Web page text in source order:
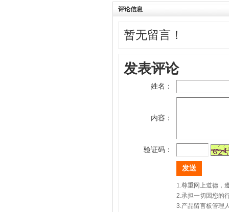
评论信息
暂无留言！
发表评论
姓名：
内容：
验证码：
1.尊重网上道德，
2.承担一切因您的
3.产品留言板管理